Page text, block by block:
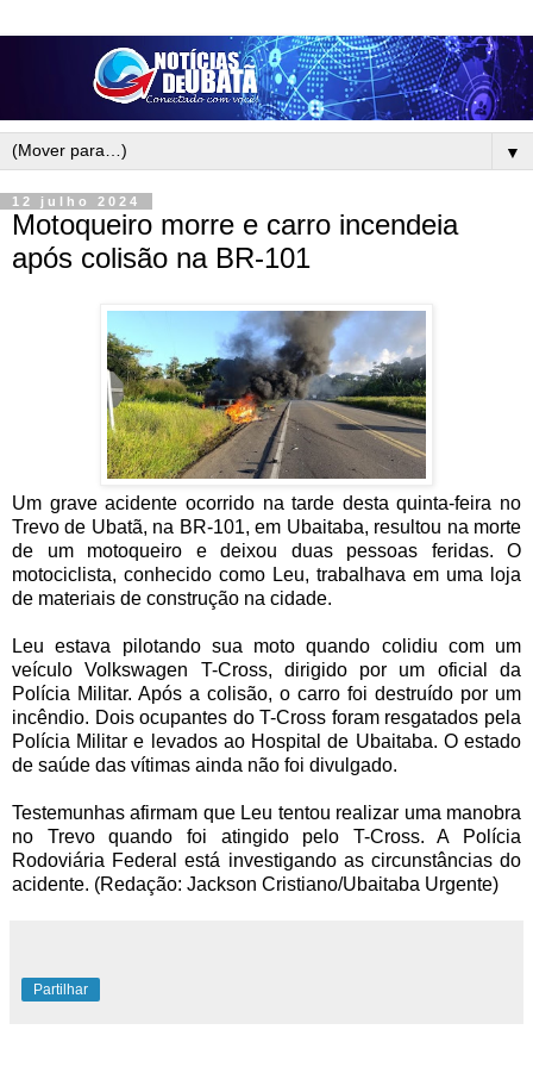
▼
12 julho 2024
Motoqueiro morre e carro incendeia
após colisão na BR-101
Um grave acidente ocorrido na tarde desta quinta-feira no
Trevo de Ubatã, na BR-101, em Ubaitaba, resultou na morte
de um motoqueiro e deixou duas pessoas feridas. O
motociclista, conhecido como Leu, trabalhava em uma loja
de materiais de construção na cidade.
Leu estava pilotando sua moto quando colidiu com um
veículo Volkswagen T-Cross, dirigido por um oficial da
Polícia Militar. Após a colisão, o carro foi destruído por um
incêndio. Dois ocupantes do T-Cross foram resgatados pela
Polícia Militar e levados ao Hospital de Ubaitaba. O estado
de saúde das vítimas ainda não foi divulgado.
Testemunhas afirmam que Leu tentou realizar uma manobra
no Trevo quando foi atingido pelo T-Cross. A Polícia
Rodoviária Federal está investigando as circunstâncias do
acidente. (Redação: Jackson Cristiano/Ubaitaba Urgente)
Partilhar